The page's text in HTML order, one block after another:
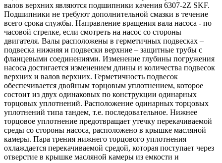
валов верхних являются подшипники качения 6307-2Z SKF.
Подшипники не требуют дополнительной смазки в течение
всего срока службы. Направление вращения вала насоса - по
часовой стрелке, если смотреть на насос со стороны
двигателя. Валы расположены в герметичных подвесках –
подвеска нижняя и подвески верхние – защитные трубы с
фланцевыми соединениями. Изменение глубины погружения
насоса достигается изменением длины и количества подвесок
верхних и валов верхних. Герметичность подвесок
обеспечивается двойным торцовым уплотнением, которое
состоит из двух одинаковых по конструкции одинарных
торцовых уплотнений. Расположение одинарных торцовых
уплотнений типа тандем, т.е. последовательное. Нижнее
торцовое уплотнение предотвращает утечку перекачиваемой
среды со стороны насоса, расположено в крышке масляной
камеры. Пара трения нижнего торцового уплотнения
охлаждается перекачиваемой средой, которая поступает через
отверстие в крышке масляной камеры из емкости и